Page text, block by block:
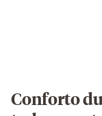
Conforto